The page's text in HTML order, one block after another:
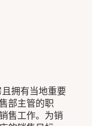
拥有当地重要
部主管的职
售工作。为销